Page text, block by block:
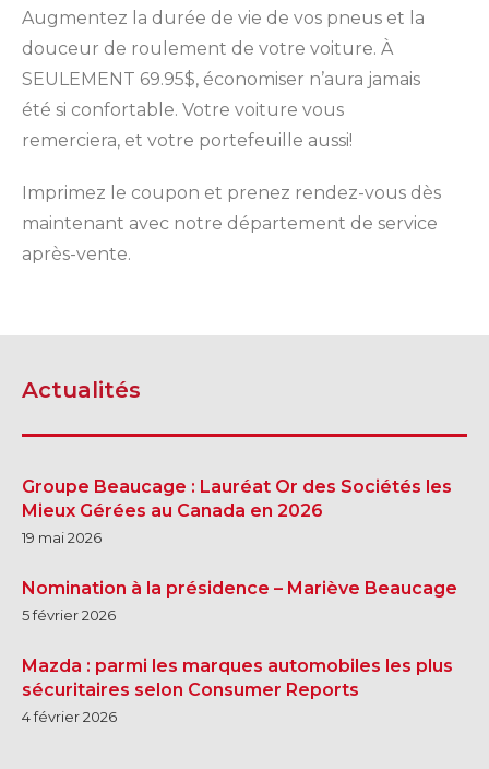
Augmentez la durée de vie de vos pneus et la
douceur de roulement de votre voiture. À
SEULEMENT 69.95$, économiser n’aura jamais
été si confortable. Votre voiture vous
remerciera, et votre portefeuille aussi!
Imprimez le coupon et prenez rendez-vous dès
maintenant avec notre département de service
après-vente.
Actualités
Groupe Beaucage : Lauréat Or des Sociétés les
Mieux Gérées au Canada en 2026
19 mai 2026
Nomination à la présidence – Mariève Beaucage
5 février 2026
Mazda : parmi les marques automobiles les plus
sécuritaires selon Consumer Reports
4 février 2026
DRUMMONDVILLE
SHERBROOKE
DRUMMONDVILLE
VICTORIAVILLE
ST-HYACINTHE